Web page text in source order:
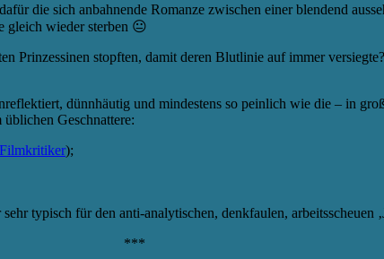
die sich anbahnende Romanze zwischen einer blendend
gleich wieder sterben 😐
Prinzessinen stopften, damit deren Blutlinie auf immer
dünnhäutig und mindestens so peinlich wie die – in
Geschnattere:
);
typisch für den anti-analytischen, denkfaulen, arbeitsscheuen
***